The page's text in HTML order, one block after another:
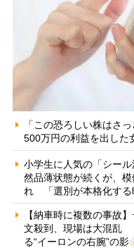
「この恐ろしい株はさ
500万円の利益を出した
小学生に人気の「シー
然品薄状態が続くが、
れ 「選別が本格化する
【納車時に複数の事故
文殺到、現場は大混乱
る“イーロンの右腕”の影